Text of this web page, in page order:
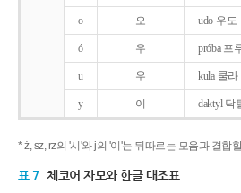
o 오 udo 우도
ó 우 próba 프
u 우 kula 쿨라
y 이 daktyl 닥
* ż, sz, rz의 '시'와 j의 '이'는 뒤따르는 모음과 결합
표 7 체코어 자모와 한글 대조표